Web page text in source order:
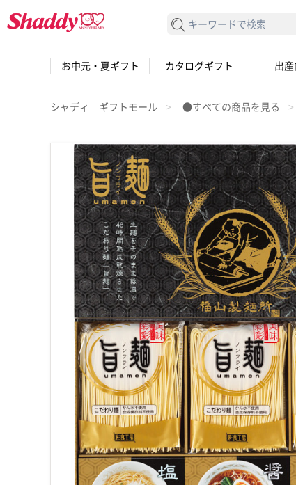
検索する
お中元・夏ギフト カタログギフト 出産
シャディ ギフトモール ●すべての商品を見る